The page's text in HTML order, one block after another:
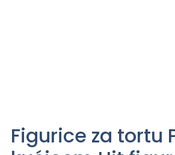
Figurice za tortu